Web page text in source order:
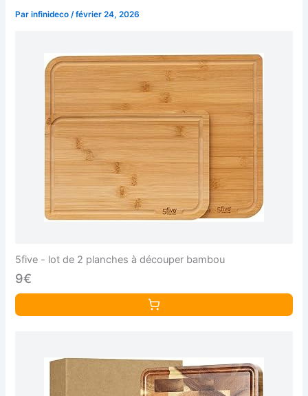
Parinfinideco/février 24, 2026
5five - lot de 2 planches à découper bambou
9€